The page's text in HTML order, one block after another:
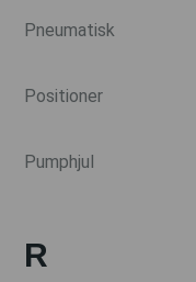
Pneumatisk
Positioner
Pumphjul
R